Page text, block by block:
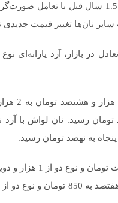
رئیس اتحادیه صنف نانوایان سنگکی تهران اظهار داشت: قیمت نان سنگک در 1.5 سال
و برای ایجاد تعادل در بازار، آرد
بر اساس اعلام نانوایان
دو از 2 هزار و پانصد تومان به 3 هزار و پانصد تومان رسید. نان
به نهصد تومان رسید.